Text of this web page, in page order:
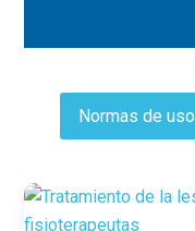
Normas de